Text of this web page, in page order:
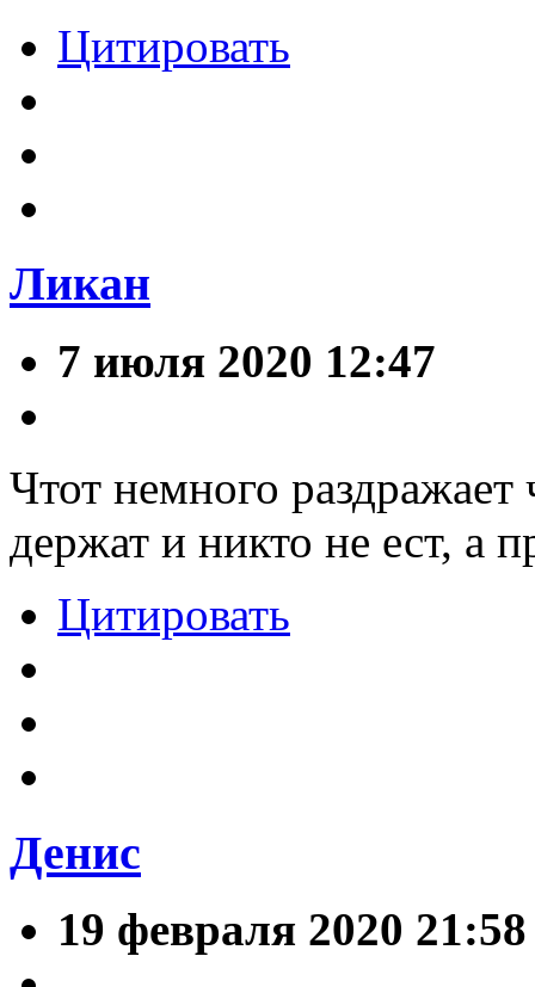
Цитировать
Ликан
7 июля 2020 12:47
Чтот немного
держат и никто не ест, а
Цитировать
Денис
19 февраля 2020 21:58